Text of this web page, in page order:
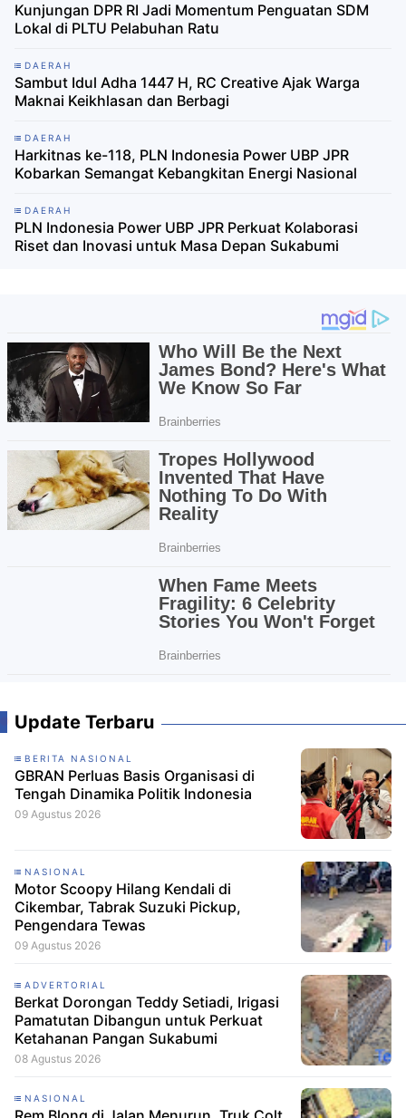
Kunjungan DPR RI Jadi Momentum Penguatan SDM
Lokal di PLTU Pelabuhan Ratu
DAERAH
Sambut Idul Adha 1447 H, RC Creative Ajak Warga
Maknai Keikhlasan dan Berbagi
DAERAH
Harkitnas ke-118, PLN Indonesia Power UBP JPR
Kobarkan Semangat Kebangkitan Energi Nasional
DAERAH
PLN Indonesia Power UBP JPR Perkuat Kolaborasi
Riset dan Inovasi untuk Masa Depan Sukabumi
Update Terbaru
BERITA NASIONAL
GBRAN Perluas Basis Organisasi di
Tengah Dinamika Politik Indonesia
09 Agustus 2026
NASIONAL
Motor Scoopy Hilang Kendali di
Cikembar, Tabrak Suzuki Pickup,
Pengendara Tewas
09 Agustus 2026
ADVERTORIAL
Berkat Dorongan Teddy Setiadi, Irigasi
Pamatutan Dibangun untuk Perkuat
Ketahanan Pangan Sukabumi
08 Agustus 2026
NASIONAL